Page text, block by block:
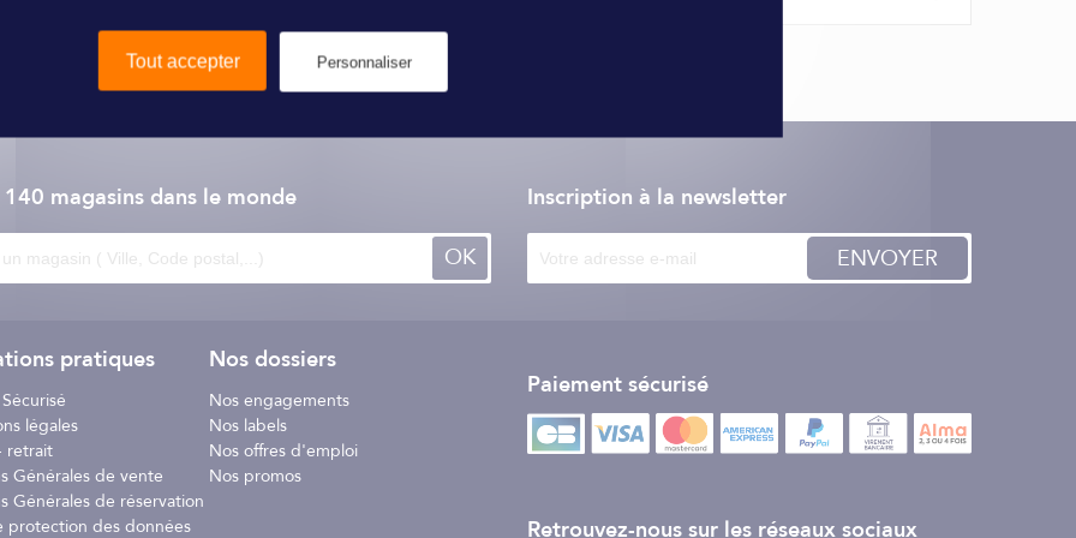
sondeur HD Active Imaging™ haute résolution aux écrans Elite FS et HDS LIVE, offrant les vues d'imagerie
allant jusqu'à 1 MHz, ainsi que le nouveau FishReveal™ Vues SideScan, facilitant la recherche de poissons des deux
haute définition sur les écrans HDS LIVE, HDS Carbon et Elite FS. Active Imaging HD offre les images des poissons et
CHIRP et aux vues SideScan et DownScan Imaging™ haute fréquence (jusqu'à 1 mégahertz), ainsi qu'aux vues
des poissons en dessous et sur les côtés du bateau.
écran la précision incroyable de la vue SideScan haute fréquence avec la clarté et la séparation des cibles
seront ainsi faciles à voir des deux côtés du bateau et pourront être identifiés sans approximations. Disponible sur les
vous pouvez connecter le S3100 à deux sondes supplémentaires pour suivre simultanément plusieurs
sondeur les plus claires grâce à la compensation de la houle intégrée, qui assure la stabilité des images du sondeur en
agitées.
Lowrance
140 magasins dans le monde
OK
pratiques
légales
retrait
Générales de vente
Générales de réservation
protection des données
Nos dossiers
Nos engagements
Nos labels
Nos offres d'emploi
Nos promos
Inscription à la newsletter
ENVOYER
Paiement sécurisé
Retrouvez-nous sur les réseaux sociaux
Tout accepter Personnaliser